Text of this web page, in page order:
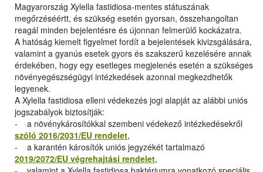
Magyarország Xylella fastidiosa-mentes státuszának
megőrzéséértt, és szükség esetén gyorsan, összehangoltan
reagál minden bejelentésre és újonnan felmerülő kockázatra.
A hatóság kiemelt figyelmet fordít a bejelentések kivizsgálására,
valamint a gyanús esetek gyors és szakszerű kezelésére annak
érdekében, hogy egy esetleges megjelenés esetén a szükséges
növényegészségügyi intézkedések azonnal megkezdhetők
legyenek.
A Xylella fastidiosa elleni védekezés jogi alapját az alábbi uniós
jogszabályok biztosítják:
- a növénykárosítókkal szembeni védekező intézkedésekről
szóló 2016/2031/EU rendelet,
- a karantén károsítók uniós jegyzékét tartalmazó
2019/2072/EU végrehajtási rendelet,